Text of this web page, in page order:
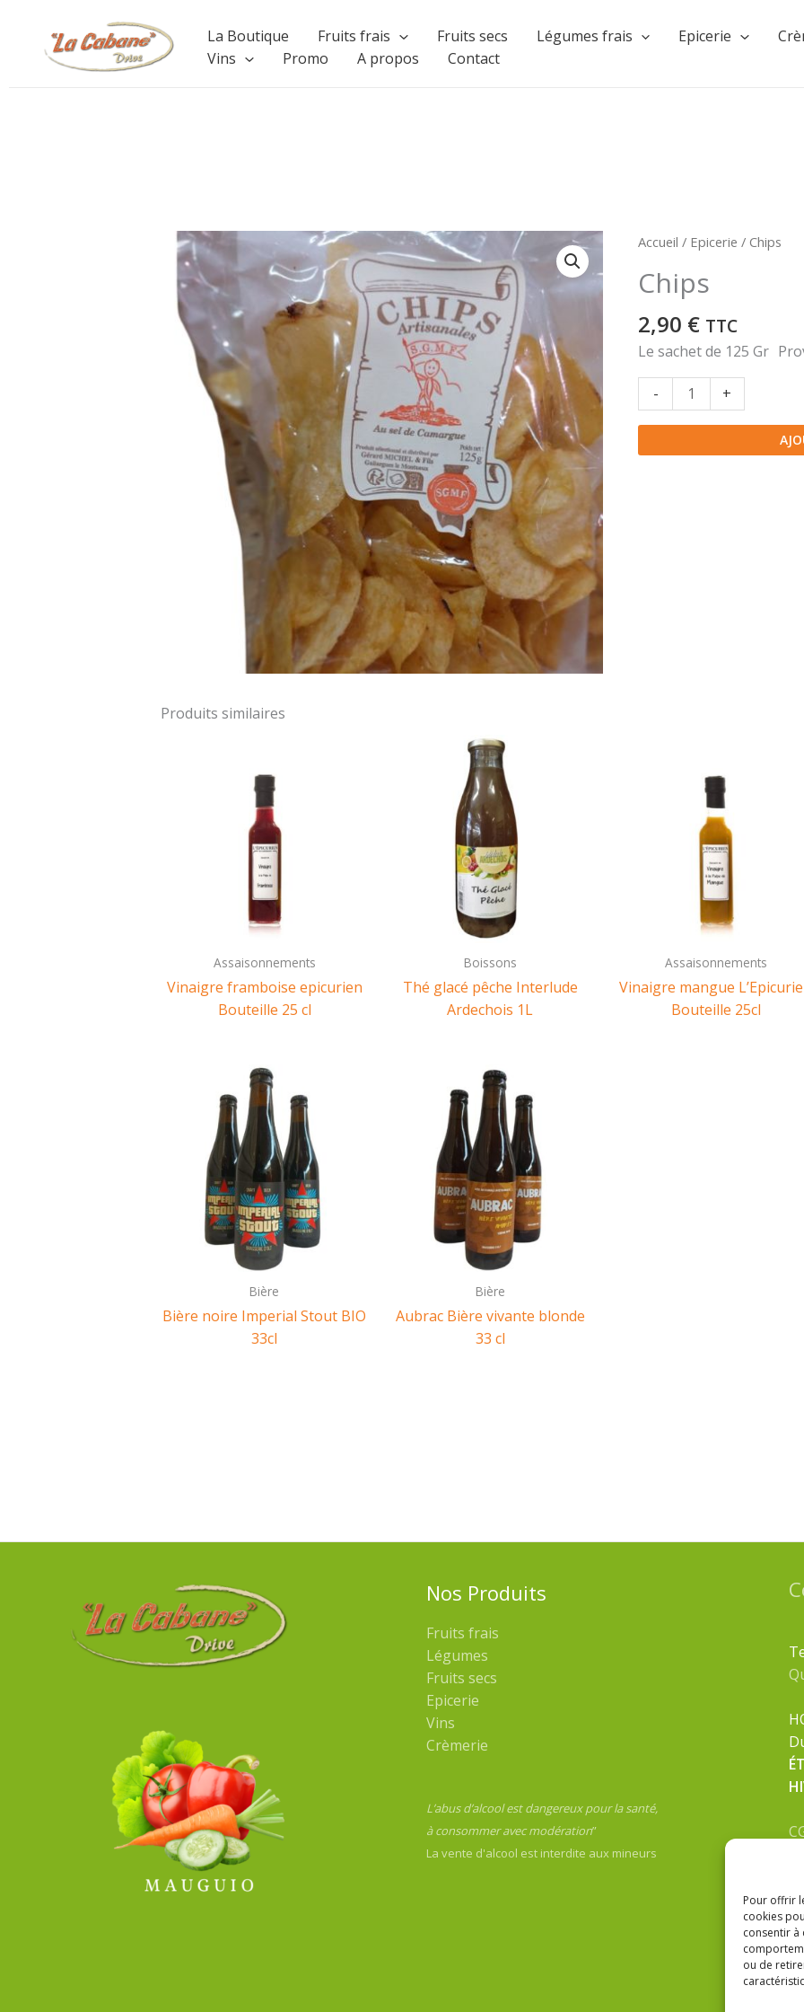
Pour offrir
cookies
consentir à
ou de
contenu
La Boutique Fruits frais Fruits secs Légumes frais Epicerie
Vins
Promo A propos Contact
Accueil / Epicerie / Chips
Chips
2,90 € TTC
Le sachet de 125 Gr
-
quantité
de
Chips
+
Produits similaires
Assaisonnements
Vinaigre framboise epicurien
Bouteille 25 cl
Boissons
Thé glacé pêche Interlude
Ardechois 1L
Assaisonnements
Vinaigre mangue
Bouteille 25cl
Bière
Bière noire Imperial Stout BIO
33cl
Bière
Aubrac Bière vivante blonde
33 cl
Nos Produits
Fruits frais
Légumes
Fruits secs
Epicerie
Vins
Crèmerie
L’abus d’alcool est dangereux pour la santé,
à consommer avec modération”
La vente d'alcool est interdite aux mineurs